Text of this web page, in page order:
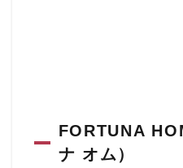
FORTUNA
ナ オム）